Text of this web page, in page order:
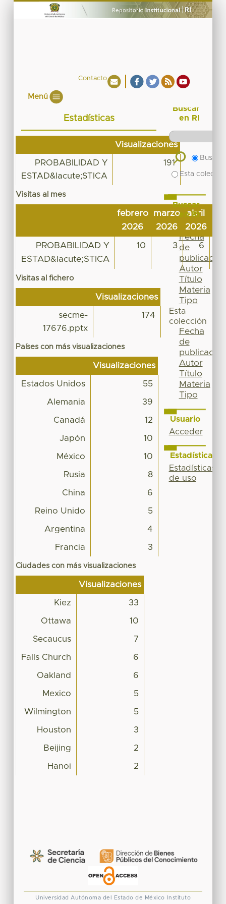
Contacto
Menú
Estadísticas
Visualizaciones
PROBABILIDAD Y
ESTAD&Iacute;STICA
191
Visitas al mes
febrero
2026
marzo
2026
abril
2026
PROBABILIDAD Y
ESTAD&Iacute;STICA
10 3 6
Visitas al fichero
Visualizaciones
secme-
17676.pptx
174
Países con más visualizaciones
Visualizaciones
Estados Unidos 55
Alemania 39
Canadá 12
Japón 10
México 10
Rusia 8
China 6
Reino Unido 5
Argentina 4
Francia 3
Ciudades con más visualizaciones
Visualizaciones
Kiez 33
Ottawa 10
Secaucus 7
Falls Church 6
Oakland 6
Mexico 5
Wilmington 5
Houston 3
Beijing 2
Hanoi 2
Buscar
en RI
Buscar
Esta
Buscar
en RI
Por
Fecha
de
publicación
Autor
Título
Materia
Tipo
Esta
colección
Fecha
de
publicación
Autor
Título
Materia
Tipo
Usuario
Acceder
Estadísticas
Estadísticas
de uso
Universidad Autónoma del Estado de México
Instituto